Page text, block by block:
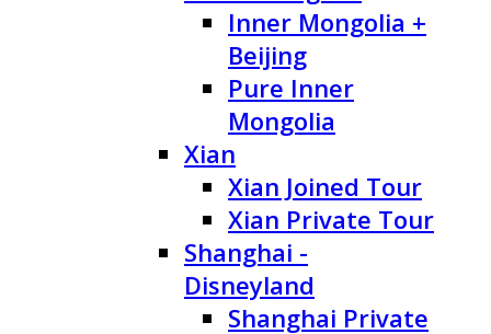
Inner Mongolia +
Beijing
Pure Inner
Mongolia
Xian
Xian Joined Tour
Xian Private Tour
Shanghai -
Disneyland
Shanghai Private